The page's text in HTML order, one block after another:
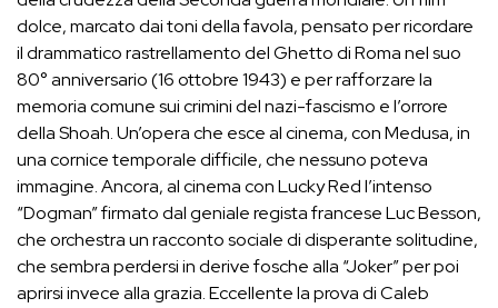
dolce, marcato dai toni della favola, pensato per ricordare
il drammatico rastrellamento del Ghetto di Roma nel suo
80° anniversario (16 ottobre 1943) e per rafforzare la
memoria comune sui crimini del nazi-fascismo e l’orrore
della Shoah. Un’opera che esce al cinema, con Medusa, in
una cornice temporale difficile, che nessuno poteva
immagine. Ancora, al cinema con Lucky Red l’intenso
“Dogman” firmato dal geniale regista francese Luc Besson,
che orchestra un racconto sociale di disperante solitudine,
che sembra perdersi in derive fosche alla “Joker” per poi
aprirsi invece alla grazia. Eccellente la prova di Caleb